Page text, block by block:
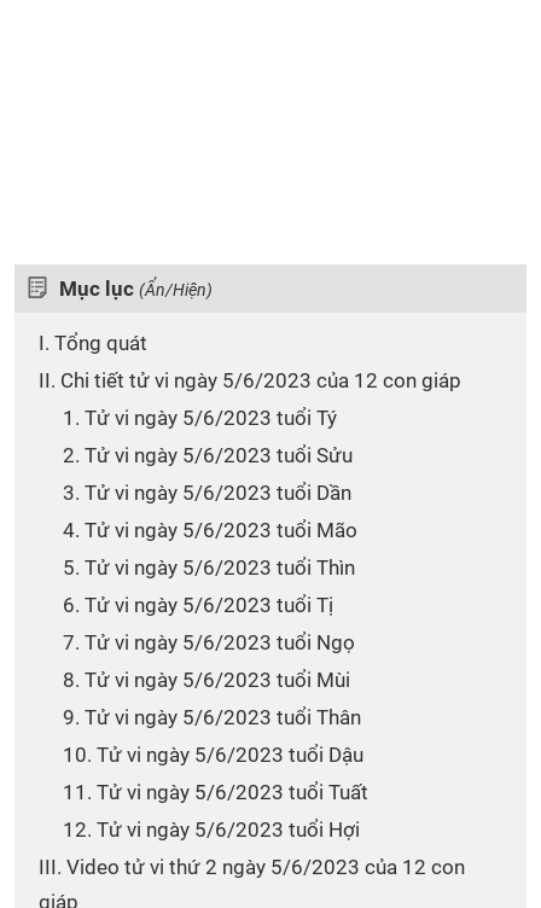
Mục lục (Ẩn/Hiện)
I. Tổng quát
II. Chi tiết tử vi ngày 5/6/2023 của 12 con giáp
1. Tử vi ngày 5/6/2023 tuổi Tý
2. Tử vi ngày 5/6/2023 tuổi Sửu
3. Tử vi ngày 5/6/2023 tuổi Dần
4. Tử vi ngày 5/6/2023 tuổi Mão
5. Tử vi ngày 5/6/2023 tuổi Thìn
6. Tử vi ngày 5/6/2023 tuổi Tị
7. Tử vi ngày 5/6/2023 tuổi Ngọ
8. Tử vi ngày 5/6/2023 tuổi Mùi
9. Tử vi ngày 5/6/2023 tuổi Thân
10. Tử vi ngày 5/6/2023 tuổi Dậu
11. Tử vi ngày 5/6/2023 tuổi Tuất
12. Tử vi ngày 5/6/2023 tuổi Hợi
III. Video tử vi thứ 2 ngày 5/6/2023 của 12 con
giáp